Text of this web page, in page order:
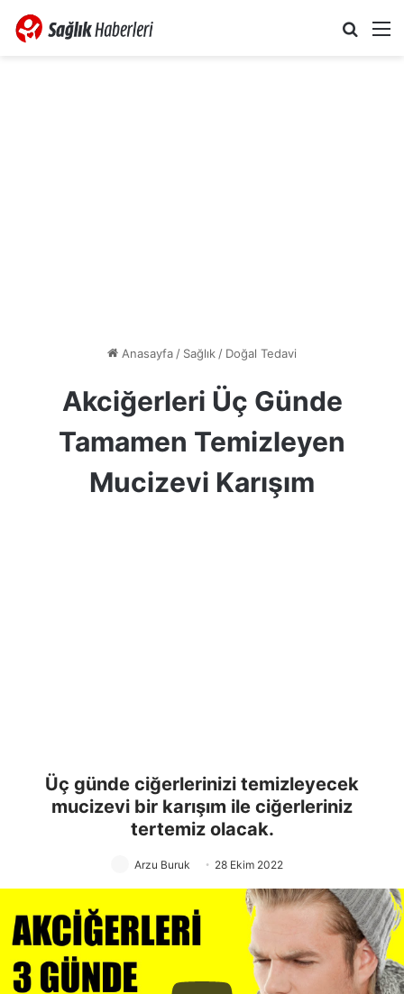
Anasayfa/ Sağlık/ Doğal Tedavi
Akciğerleri Üç Günde
Tamamen Temizleyen
Mucizevi Karışım
Üç günde ciğerlerinizi temizleyecek
mucizevi bir karışım ile ciğerleriniz
tertemiz olacak.
Arzu Buruk 28 Ekim 2022